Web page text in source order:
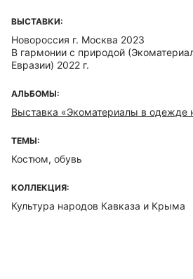
ВЫСТАВКИ:
Новороссия г. Москва 2023
В гармонии с природой
Евразии) 2022 г.
АЛЬБОМЫ:
Выставка «Экоматериалы в одежде
ТЕМЫ:
Костюм, обувь
КОЛЛЕКЦИЯ:
Культура народов Кавказа и Крыма